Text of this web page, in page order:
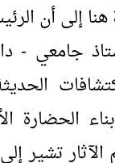
إلى أن
جامعي -
الحضارة
الآثار تشير